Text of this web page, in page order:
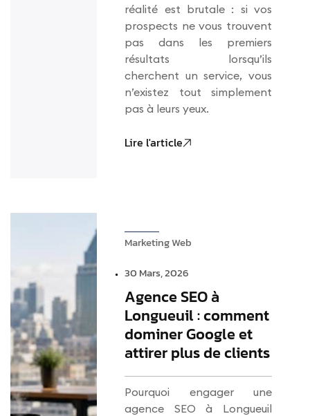
réalité est brutale : si vos
prospects ne vous trouvent
pas dans les premiers
résultats lorsqu’ils
cherchent un service, vous
n’existez tout simplement
pas à leurs yeux.
Lire l'article
Marketing Web
30 Mars, 2026
Agence SEO à
Longueuil : comment
dominer Google et
attirer plus de clients
Pourquoi engager une
agence SEO à Longueuil